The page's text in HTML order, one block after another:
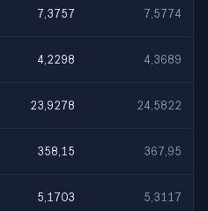
7,3757 7,5774
4,2298 4,3689
23,9278 24,5822
358,15 367,95
5,1703 5,3117